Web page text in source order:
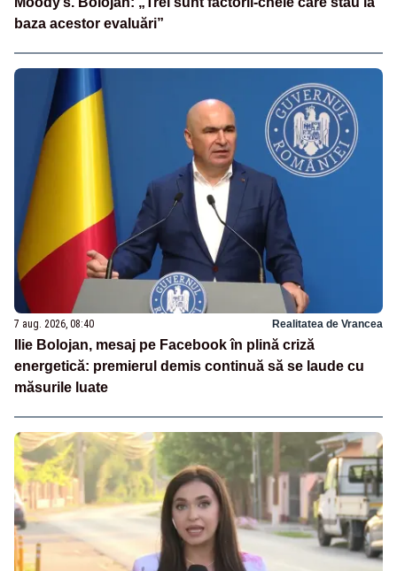
baza acestor evaluări”
7 aug. 2026, 08:40 Realitatea de Vrancea
Ilie Bolojan, mesaj pe Facebook în plină criză
energetică: premierul demis continuă să se laude cu
măsurile luate